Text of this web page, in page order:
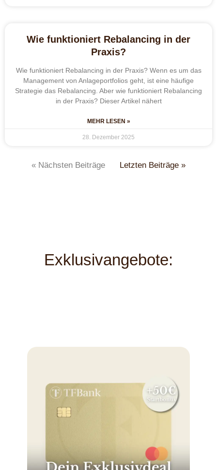
Wie funktioniert Rebalancing in der
Praxis?
Wie funktioniert Rebalancing in der Praxis? Wenn es um das
Management von Anlageportfolios geht, ist eine häufige
Strategie das Rebalancing. Aber wie funktioniert Rebalancing
in der Praxis? Dieser Artikel nähert
MEHR LESEN »
28. Dezember 2025
« Nächsten Beiträge Letzten Beiträge »
Exklusivangebote: